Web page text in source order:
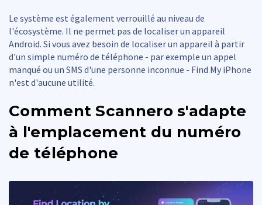
Le système est également verrouillé au niveau de
l'écosystème. Il ne permet pas de localiser un appareil
Android. Si vous avez besoin de localiser un appareil à partir
d'un simple numéro de téléphone - par exemple un appel
manqué ou un SMS d'une personne inconnue - Find My iPhone
n'est d'aucune utilité.
Comment Scannero s'adapte
à l'emplacement du numéro
de téléphone